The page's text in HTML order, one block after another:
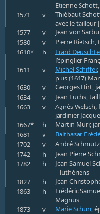
Etienne
1571
v
Thiébaut
avec le tailleur
1577
v
Jean von
1580
v
Pierre Rietsch,
1610*
h
Erard
l’épinglier
1611
v Michel Schiffer,
puis (1617)
1630
v
Georges Hirt,
1634
v
Jean Fuchs,
1663
v
Agnès
jardinier
1667*
h
Martin Murr,
1681
v
Balthasar
1702
v
André
1742
h
Jean Pierre
1782
h
Jean Samuel
– luthériens
1827
h
Jean
1863
h
Frédéric
Magnus
1873
v Marie Schurr,